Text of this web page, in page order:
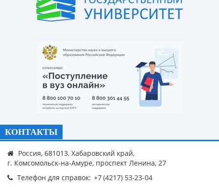
КОНТАКТЫ
Россия, 681013, Хабаровский край,
г. Комсомольск-на-Амуре, проспект Ленина, 27
Телефон для справок: